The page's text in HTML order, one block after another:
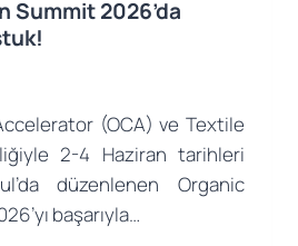
Summit 2026’da
(OCA) ve Textile
2-4 Haziran tarihleri
düzenlenen Organic
başarıyla…